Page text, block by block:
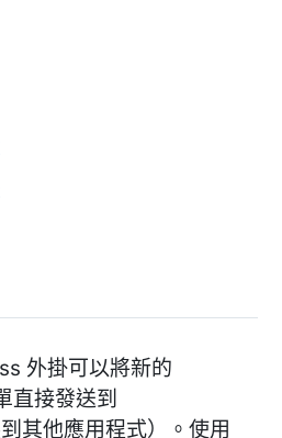
外掛可以將新的
直接發送到
其他應用程式）。使用